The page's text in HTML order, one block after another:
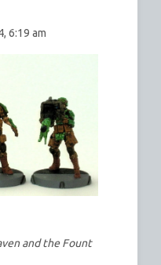
6:19 am
and the Fount